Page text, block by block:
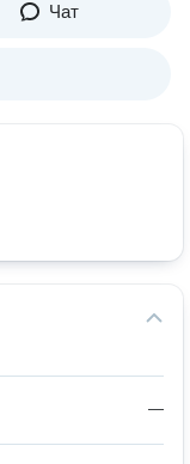
Чат
—